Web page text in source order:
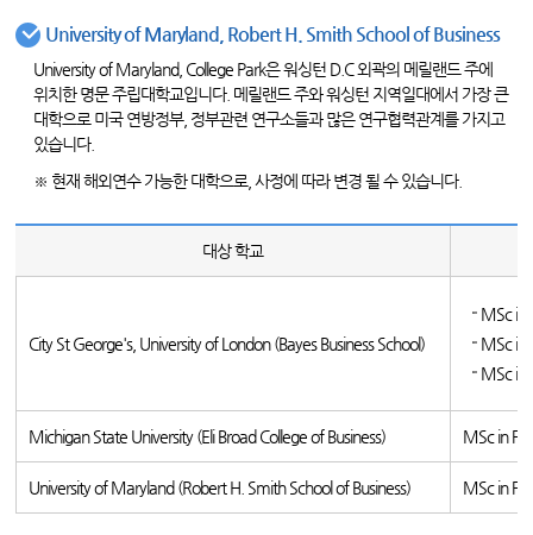
University of Maryland, Robert H. Smith School of Business
University of Maryland, College Park은 워싱턴 D.C 외곽의 메릴랜드 주에
위치한 명문 주립대학교입니다. 메릴랜드 주와 워싱턴 지역일대에서 가장 큰
대학으로 미국 연방정부, 정부관련 연구소들과 많은 연구협력관계를 가지고
있습니다.
※ 현재 해외연수 가능한 대학으로, 사정에 따라 변경 될 수 있습니다.
대상 학교
City St George's, University of London (Bayes Business School)
MSc in
MSc in
MSc in
Michigan State University (Eli Broad College of Business) MSc in
University of Maryland (Robert H. Smith School of Business) MSc in